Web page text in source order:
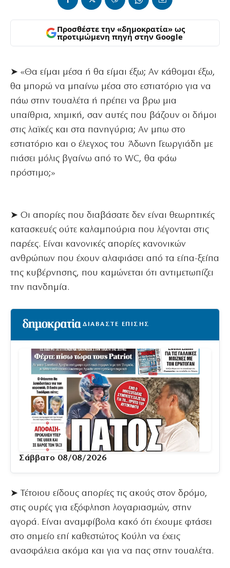
Προσθέστε την «δημοκρατία» ως
προτιμώμενη πηγή στην Google
➤ «Θα είμαι μέσα ή θα είμαι έξω; Αν κάθομαι έξω,
θα μπορώ να μπαίνω μέσα στο εστιατόριο για να
πάω στην τουαλέτα ή πρέπει να βρω μια
υπαίθρια, χημική, σαν αυτές που βάζουν οι δήμοι
στις λαϊκές και στα πανηγύρια; Αν μπω στο
εστιατόριο και ο έλεγχος του Άδωνη Γεωργιάδη με
πιάσει μόλις βγαίνω από το WC, θα φάω
πρόστιμο;»
➤ Οι απορίες που διαβάσατε δεν είναι θεωρητικές
κατασκευές ούτε καλαμπούρια που λέγονται στις
παρέες. Είναι κανονικές απορίες κανονικών
ανθρώπων που έχουν αλαφιάσει από τα είπα-ξείπα
της κυβέρνησης, που καμώνεται ότι αντιμετωπίζει
την πανδημία.
ΔΙΑΒΑΣΤΕ ΕΠΙΣΗΣ
Σάββατο 08/08/2026
➤ Τέτοιου είδους απορίες τις ακούς στον δρόμο,
στις ουρές για εξόφληση λογαριασμών, στην
αγορά. Είναι αναμφίβολα κακό ότι έχουμε φτάσει
στο σημείο επί καθεστώτος Κούλη να έχεις
ανασφάλεια ακόμα και για να πας στην τουαλέτα.